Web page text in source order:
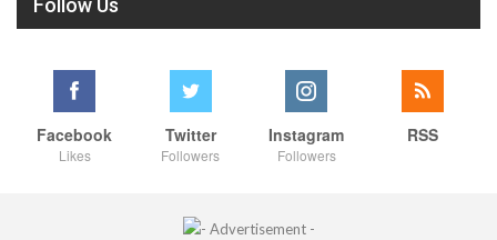
Follow Us
Facebook
Likes
Twitter
Followers
Instagram
Followers
RSS